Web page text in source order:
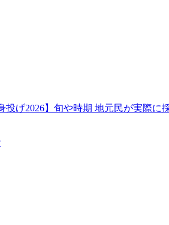
投げ2026】旬や時期 地元民が実際に